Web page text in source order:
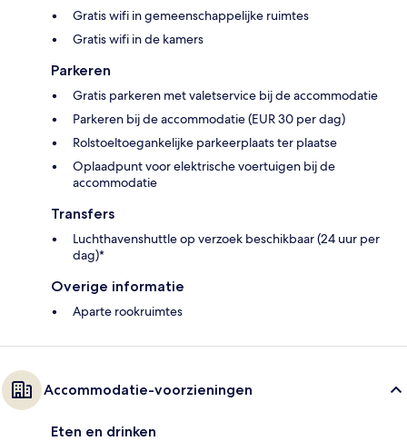
Gratis wifi in gemeenschappelijke ruimtes
Gratis wifi in de kamers
Parkeren
Gratis parkeren met valetservice bij de accommodatie
Parkeren bij de accommodatie (EUR 30 per dag)
Rolstoeltoegankelijke parkeerplaats ter plaatse
Oplaadpunt voor elektrische voertuigen bij de
accommodatie
Transfers
Luchthavenshuttle op verzoek beschikbaar (24 uur per
dag)*
Overige informatie
Aparte rookruimtes
Accommodatie-voorzieningen
Eten en drinken